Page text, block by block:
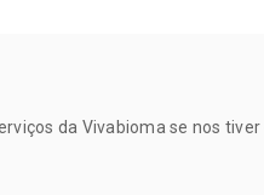
da Vivabioma se nos tiver